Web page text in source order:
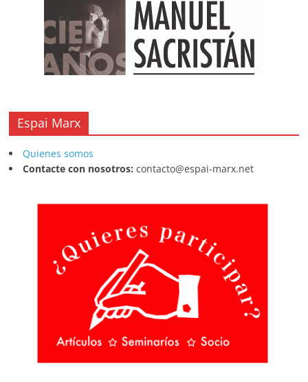
Espai Marx
Quienes somos
Contacte con nosotros: contacto@espai-marx.net